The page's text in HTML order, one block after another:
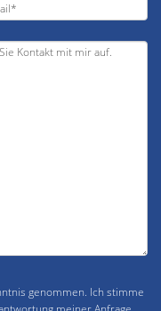
genommen. Ich stimme